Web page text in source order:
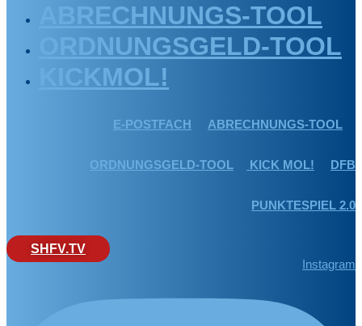
ABRECHNUNGS-TOOL
ORDNUNGSGELD-TOOL
KICKMOL!
E-POSTFACH ABRECHNUNGS-TOOL
ORDNUNGSGELD-TOOL KICK MOL! DFB
PUNKTESPIEL 2.0
SHFV.TV
Instagram